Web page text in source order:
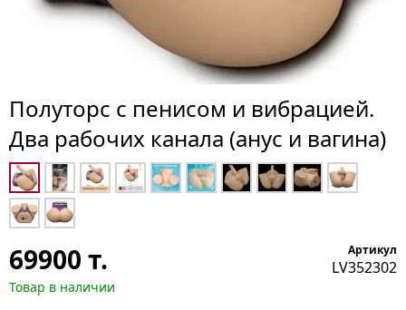
Полуторс с пенисом и вибрацией.
Два рабочих канала (анус и вагина)
69900 т.
Товар в наличии
Артикул
LV352302